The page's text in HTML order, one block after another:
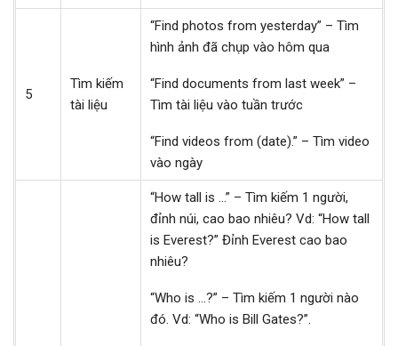
5
Tìm kiếm
tài liệu
“Find photos from yesterday” – Tìm
hình ảnh đã chụp vào hôm qua
“Find documents from last week” –
Tìm tài liệu vào tuần trước
“Find videos from (date).” – Tìm video
vào ngày
“How tall is …” – Tìm kiếm 1 người,
đỉnh núi, cao bao nhiêu? Vd: “How tall
is Everest?” Đỉnh Everest cao bao
nhiêu?
“Who is …?” – Tìm kiếm 1 người nào
đó. Vd: “Who is Bill Gates?”.